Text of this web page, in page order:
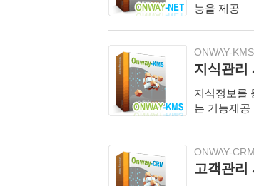
능을 제공
ONWAY-KMS
지식관리
지식정보를
는 기능제공
ONWAY-CRM
고객관리